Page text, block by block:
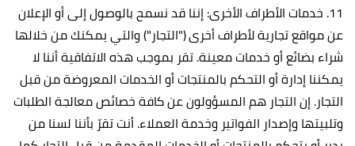
11. خدمات الأطراف الأخرى: إننا قد نسمح بالوصول إلى أو الإعلان
عن مواقع تجارية لأطراف أخرى ("التجار") والتي يمكنك من خلالها
شراء بضائع أو خدمات معينة. تقر بموجب هذه الاتفاقية أننا لا
يمكننا إدارة أو التحكم بالمنتجات أو الخدمات المعروضة من قبل
التجار. إن التجار هم المسؤولون عن كافة خصائص معالجة الطلبات
وتلبيتها وإصدار الفواتير وخدمة العملاء. أنت تقرّ بأننا لسنا من